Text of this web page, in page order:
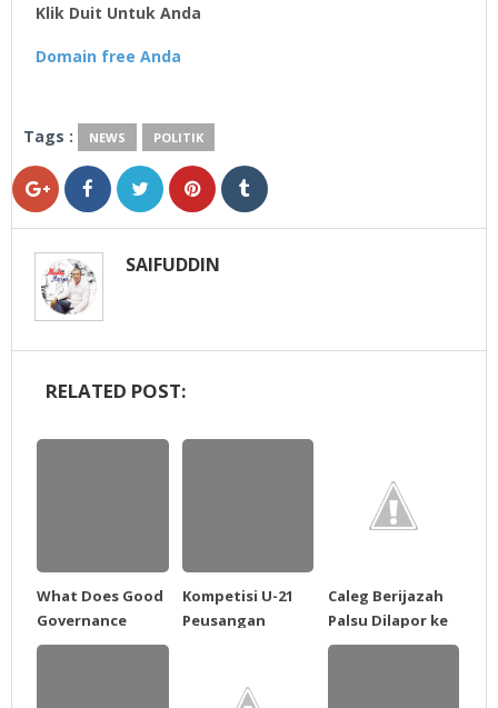
Klik Duit Untuk Anda
Domain free Anda
Tags : NEWS POLITIK
SAIFUDDIN
RELATED POST:
What Does Good
Governance
Mean to You?
Kompetisi U-21
Peusangan
Caleg Berijazah
Palsu Dilapor ke
Polda Aceh